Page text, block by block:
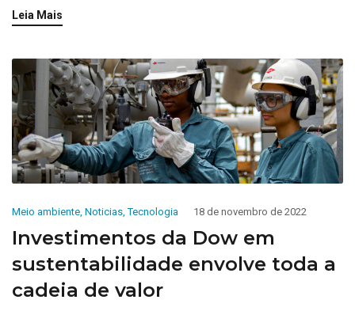
Leia Mais
Meio ambiente, Noticias,Tecnologia 18 de novembro de 2022
Investimentos da Dow em
sustentabilidade envolve toda a
cadeia de valor